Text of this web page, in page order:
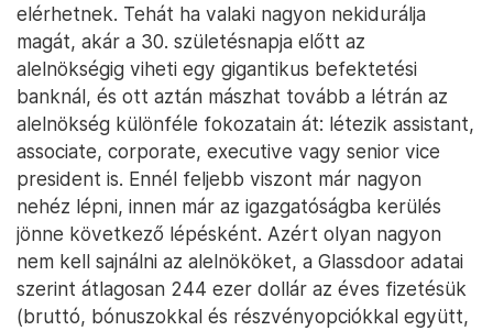
elérhetnek. Tehát ha valaki nagyon nekidurálja
magát, akár a 30. születésnapja előtt az
alelnökségig viheti egy gigantikus befektetési
banknál, és ott aztán mászhat tovább a létrán az
alelnökség különféle fokozatain át: létezik assistant,
associate, corporate, executive vagy senior vice
president is. Ennél feljebb viszont már nagyon
nehéz lépni, innen már az igazgatóságba kerülés
jönne következő lépésként. Azért olyan nagyon
nem kell sajnálni az alelnököket, a Glassdoor adatai
szerint átlagosan 244 ezer dollár az éves fizetésük
(bruttó, bónuszokkal és részvényopciókkal együtt,